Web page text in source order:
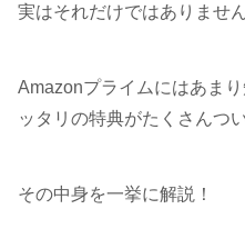
実はそれだけではありません
Amazonプライムにはあま
ッタリの特典がたくさんつ
その中身を一挙に解説！